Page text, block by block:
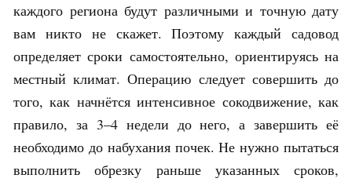
каждого региона будут различными и точную дату
вам никто не скажет. Поэтому каждый садовод
определяет сроки самостоятельно, ориентируясь на
местный климат. Операцию следует совершить до
того, как начнётся интенсивное сокодвижение, как
правило, за 3–4 недели до него, а завершить её
необходимо до набухания почек. Не нужно пытаться
выполнить обрезку раньше указанных сроков,